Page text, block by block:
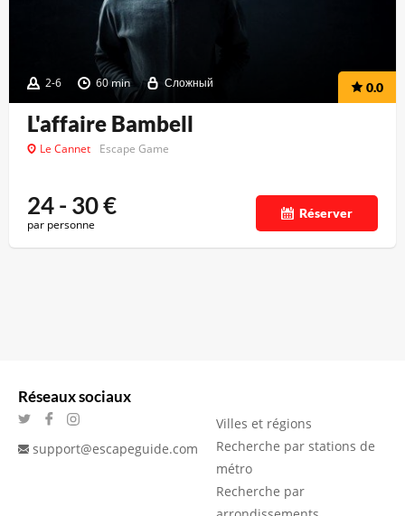
2-6 60 min Сложный 0.0
L'affaire Bambell
Le Cannet Escape Game
24 - 30€
par personne
Réserver
Réseaux sociaux
support@escapeguide.com
Villes et régions
Recherche par stations de
métro
Recherche par